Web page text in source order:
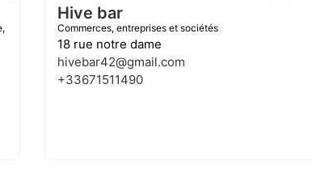
,
Hive bar
Commerces, entreprises et sociétés
18 rue notre dame
hivebar42@gmail.com
+33671511490